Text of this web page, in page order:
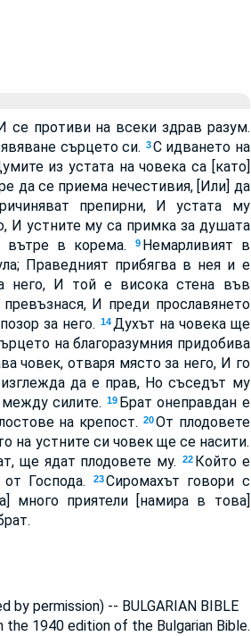
се противи на всеки здрав разум.
сърцето си. 3 С идването на
из устата на човека са [като]
да се приема нечестивия, [Или] да
препирни, И устата му
И устните му са примка за душата
вътре в корема. 9 Немарливият в
Праведният прибягва в нея и е
него, И той е висока стена във
И преди прославянето
за него. 14Духът на човека ще
на благоразумния придобива
човек, отваря място за него, И го
да е прав, Но съседът му
силите. 19 Брат онеправдан е
на крепост. 20От плодовете
на устните си човек ще се насити.
ще ядат плодовете му. 22 Който е
Господа.
23Сиромахът говори с
много приятели [намира в това]
permission) -- BULGARIAN BIBLE
the 1940 edition of the Bulgarian Bible.